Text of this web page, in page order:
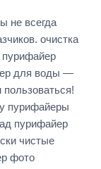
не всегда
очистка
для воды —
пурифайеры
пурифайер
чистые
фото